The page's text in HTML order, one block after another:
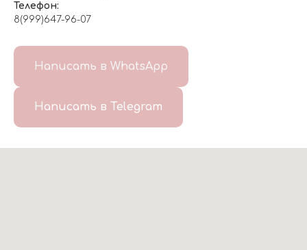
Телефон:
8(999)647-96-07
Написать в WhatsApp
Написать в Telegram